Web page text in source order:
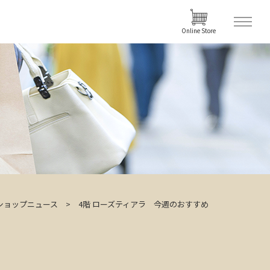
Online Store
ョップニュース 4階 ローズティアラ 今週のおすすめ